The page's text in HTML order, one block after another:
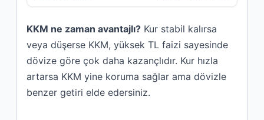
KKM ne zaman avantajlı? Kur stabil kalırsa
veya düşerse KKM, yüksek TL faizi sayesinde
dövize göre çok daha kazançlıdır. Kur hızla
artarsa KKM yine koruma sağlar ama dövizle
benzer getiri elde edersiniz.